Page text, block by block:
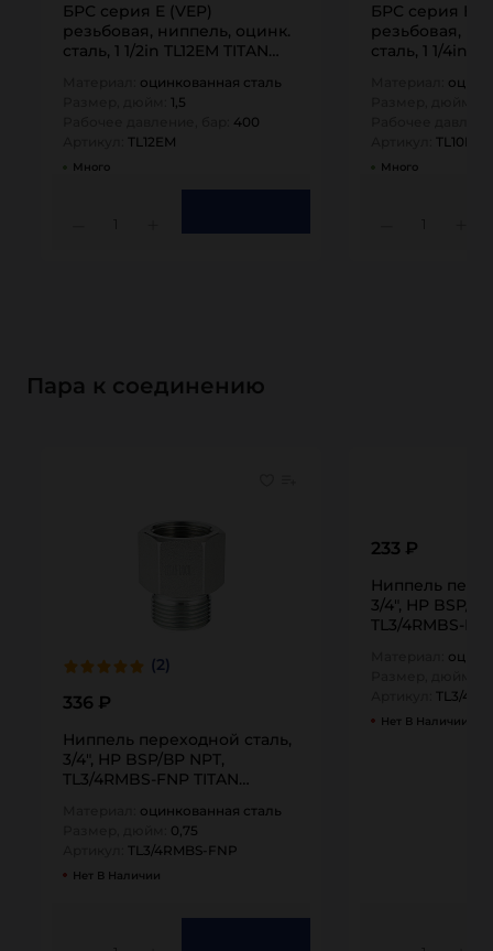
БРС серия E (VEP)
резьбовая, ниппель, оцинк.
сталь, 1 1/2in TL12EM TITAN…
оцинкованная сталь
1,5
400
TL12EM
Много
БРС серия E
резьбовая,
сталь, 1 1/4in
TL10EM
Много
Пара к соединению
(2)
336 ₽
Ниппель переходной сталь,
3/4", НР BSP/ВР NPT,
TL3/4RMBS-FNP TITAN…
оцинкованная сталь
0,75
TL3/4RMBS-FNP
Нет В Наличии
233 ₽
Ниппель
3/4", НР BSP/
TL3/4RMBS-
TL3/
Нет В Наличии